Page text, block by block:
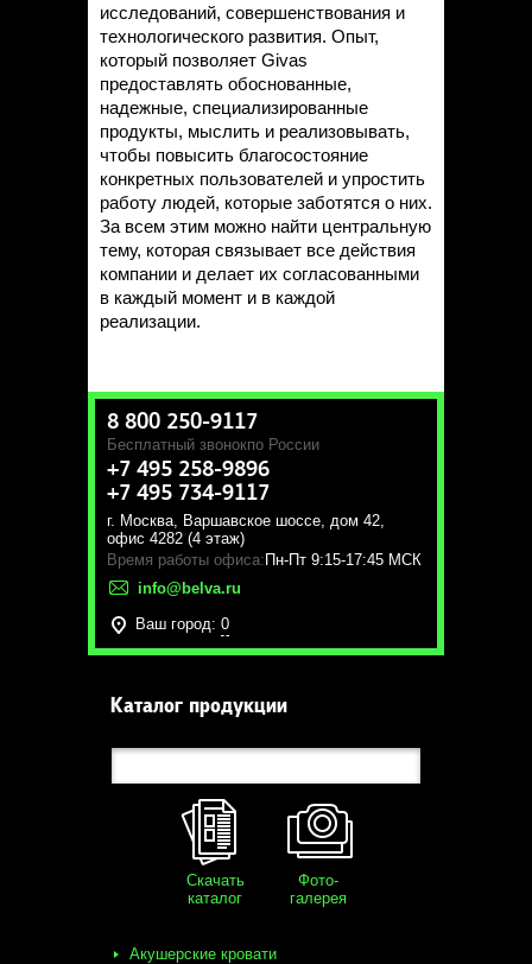
исследований, совершенствования и
технологического развития. Опыт,
который позволяет Givas
предоставлять обоснованные,
надежные, специализированные
продукты, мыслить и реализовывать,
чтобы повысить благосостояние
конкретных пользователей и упростить
работу людей, которые заботятся о них.
За всем этим можно найти центральную
тему, которая связывает все действия
компании и делает их согласованными
в каждый момент и в каждой
реализации.
8 800 250-9117
Бесплатный звонокпо России
+7 495 258-9896
+7 495 734-9117
г. Москва
Варшавское шоссе, дом 42,
офис 4282 (4 этаж)
Время работы офиса: Пн-Пт 9:15-17:45 МСК
info@belva.ru
Ваш город: 0
Каталог продукции
Скачать
каталог
Фото-
галерея
Акушерские кровати